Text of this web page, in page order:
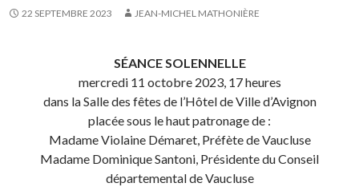
22 SEPTEMBRE 2023 JEAN-MICHEL MATHONIÈRE
SÉANCE SOLENNELLE
mercredi 11 octobre 2023, 17 heures
dans la Salle des fêtes de l’Hôtel de Ville d’Avignon
placée sous le haut patronage de :
Madame Violaine Démaret, Préfète de Vaucluse
Madame Dominique Santoni, Présidente du Conseil
départemental de Vaucluse